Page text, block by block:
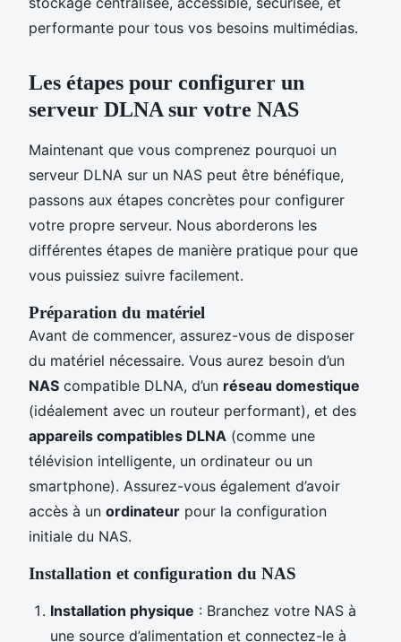
performante pour tous vos besoins multimédias.
Les étapes pour configurer un
serveur DLNA sur votre NAS
Maintenant que vous comprenez pourquoi un
serveur DLNA sur un NAS peut être bénéfique,
passons aux étapes concrètes pour configurer
votre propre serveur. Nous aborderons les
différentes étapes de manière pratique pour que
vous puissiez suivre facilement.
Préparation du matériel
Avant de commencer, assurez-vous de disposer
du matériel nécessaire. Vous aurez besoin d’un
NAS compatible DLNA, d’un réseau domestique
(idéalement avec un routeur performant), et des
appareils compatibles DLNA (comme une
télévision intelligente, un ordinateur ou un
smartphone). Assurez-vous également d’avoir
accès à un ordinateur pour la configuration
initiale du NAS.
Installation et configuration du NAS
Installation physique : Branchez votre NAS à
une source d’alimentation et connectez-le à